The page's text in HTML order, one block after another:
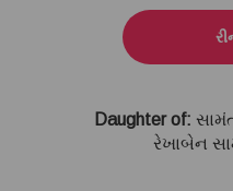
Daughter of:
રેખાબેન